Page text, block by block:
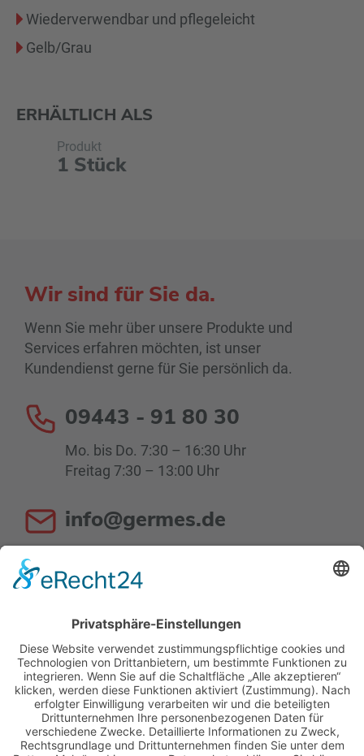
Wiederverwendbar und pflegeleicht
Gelb/Grau
ERHÄLTLICH ALS
Produkt
1 Stück
Wir sind für Sie da.
Wenn Sie mehr über unsere Produkte und
Services erfahren möchten, ist unser
Kundendienst gerne für Sie persönlich da.
09443 - 91 80 30
Mo. bis Do. 7:30 – 16:30 Uhr
Freitag 7:30 – 13:00 Uhr
info@germes.de
Fr. 8:00 – 13:00 Uhr